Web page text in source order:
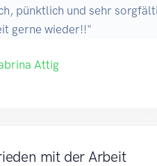
pünktlich und sehr
gerne wieder!!"
Attig
mit der Arbeit